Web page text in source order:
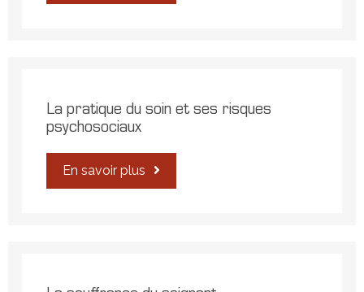
La pratique du soin et ses risques
psychosociaux
En savoir plus